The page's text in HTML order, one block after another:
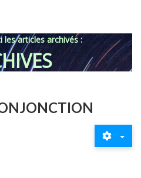
les articles archivés :